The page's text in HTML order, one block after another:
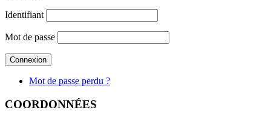
Identifiant
Mot de passe
Mot de passe perdu ?
COORDONNÉES